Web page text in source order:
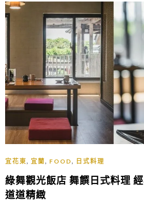
宜花東, 宜蘭, FOOD, 日式料理
綠舞觀光飯店 舞饌日式料理
道道精緻